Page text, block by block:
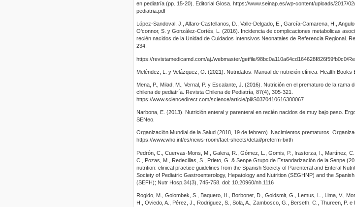
en pediatría (pp. 15-20). Editorial Glosa. https://www.seinap.es/wp-content/uploads/2017/
pediatria.pdf
López-Sandoval, J., Alfaro-Castellanos, D., Valle-Delgado, E., García-Camarena, H.,
O'connor, S. y González-Cortés, L. (2016). Incidencia de complicaciones metabolicas
recién nacidos de la Unidad de Cuidados Intensivos Neonatales de Referencia Regional.
234.
https://revistamedicamd.com/aj./webmaster/getfile/98bc0a110a64cd164628f826f59fb0c0/
Meléndez, L. y Velázquez, O. (2021). Nutridatos. Manual de nutrición clínica. Health Books
Mena, P., Milad, M., Vernal, P. y Escalante, J. (2016). Nutrición en el prematuro de la rama
chilena de pediatría. Revista Chilena de Pediatría, 87(4), 305-321.
https://www.sciencedirect.com/science/article/pii/S0370410616300067
Narbona, E. (2013). Nutrición enteral y parenteral en recién nacidos de muy bajo peso.
SENeo.
Organización Mundial de la Salud (2018, 19 de febrero). Nacimientos prematuros.
https://www.who.int/es/news-room/fact-sheets/detail/preterm-birth
Pedrón, C., Cuervas-Mons, M., Galera, R., Gómez, L., Gomis, P., Irastorza, I., Martínez,
C., Pozas, M., Redecillas, S., Prieto, G. & Senpe Grupo de Estandarización de la Senpe
nutrition: clinical practice guidelines from the Spanish Society of Parenteral and Enteral
Society of Pediatric Gastroenterology, Hepatology and Nutrition (SEGHNP) and the
(SEFH); Nutr Hosp,34(3), 745-758. doi: 10.20960/nh.1116
Rogido, M., Golombek, S., Baquero, H., Borbonet, D., Goldsmit, G., Lemus, L., Lima, V.,
H., Oviedo, A., Pérez, J., Rodriguez, S., Sola, A., Zambosco, G., Berseth, C., Thureen, P.